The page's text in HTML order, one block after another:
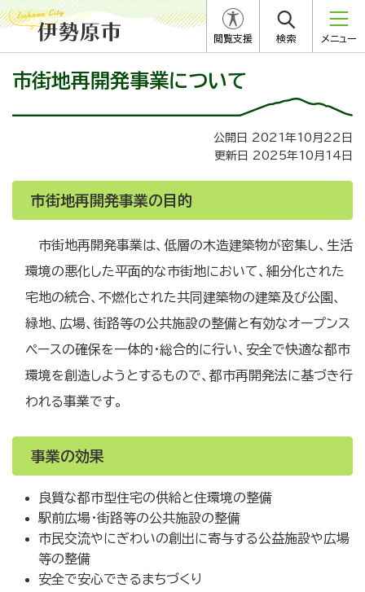
閲覧支援 検索 メニュー
市街地再開発事業について
公開日 2021年10月22日
更新日 2025年10月14日
市街地再開発事業の目的
市街地再開発事業は、低層の木造建築物が密集し、生活
環境の悪化した平面的な市街地において、細分化された
宅地の統合、不燃化された共同建築物の建築及び公園、
緑地、広場、街路等の公共施設の整備と有効なオープンス
ペースの確保を一体的・総合的に行い、安全で快適な都市
環境を創造しようとするもので、都市再開発法に基づき行
われる事業です。
事業の効果
良質な都市型住宅の供給と住環境の整備
駅前広場・街路等の公共施設の整備
市民交流やにぎわいの創出に寄与する公益施設や広場
等の整備
安全で安心できるまちづくり